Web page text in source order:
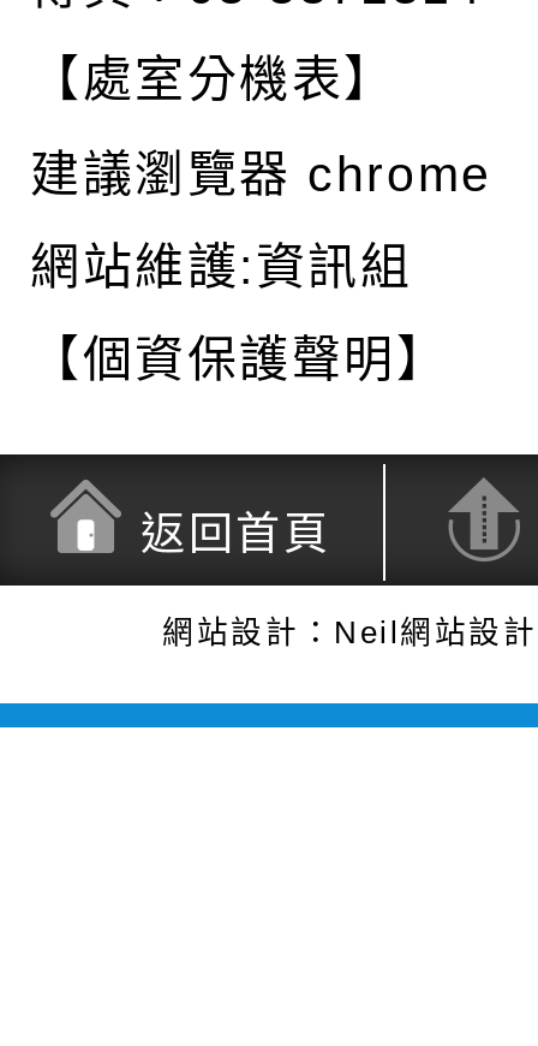
【處室分機表】
建議瀏覽器 chrome
網站維護:資訊組
【個資保護聲明】
返回首頁
網站設計：Neil網站設